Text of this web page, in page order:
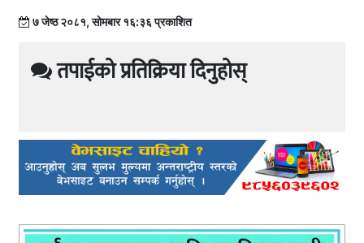
७ जेष्ठ २०८१, सोमबार १६:३६ प्रकाशित
तपाईको प्रतिक्रिया दिनुहोस्